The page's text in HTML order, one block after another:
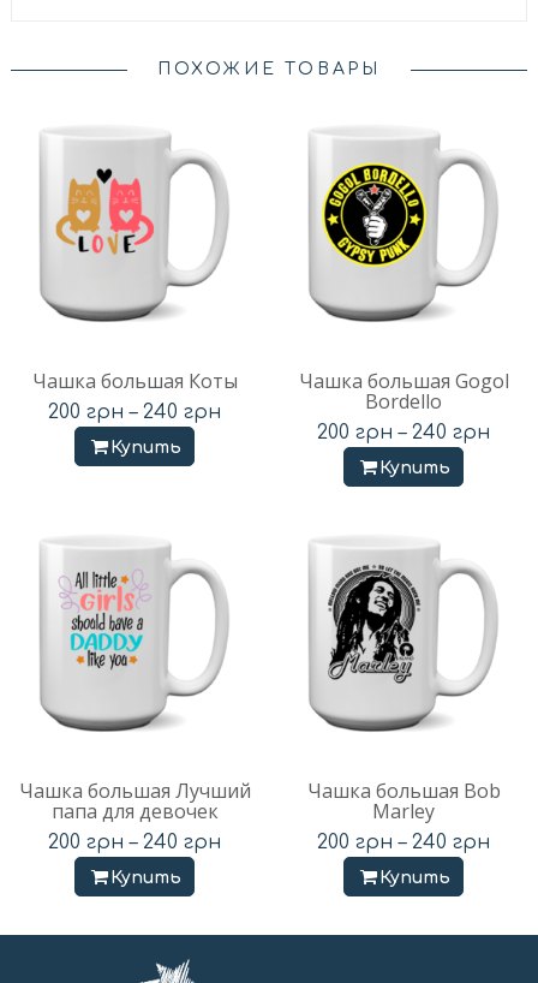
ПОХОЖИЕ ТОВАРЫ
Чашка большая Коты
200 грн – 240 грн
Купить
Чашка большая Gogol
Bordello
200 грн – 240 грн
Купить
Чашка большая Лучший
папа для девочек
200 грн – 240 грн
Купить
Чашка большая Bob
Marley
200 грн – 240 грн
Купить